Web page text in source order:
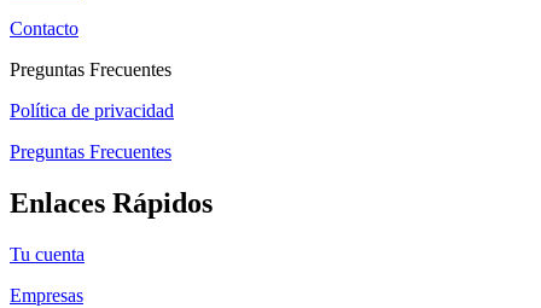
Contacto
Preguntas Frecuentes
Política de privacidad
Preguntas Frecuentes
Enlaces Rápidos
Tu cuenta
Empresas